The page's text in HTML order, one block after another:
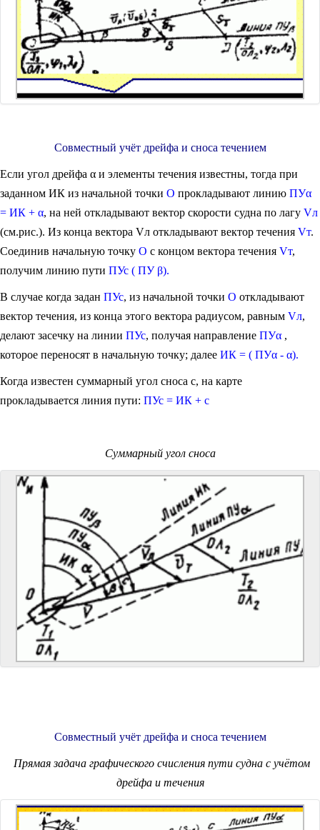
Совместный учёт дрейфа и сноса течением
Если угол дрейфа α и элементы течения известны, тогда при
заданном ИК из начальной точки О прокладывают линию ПУα
= ИК + α, на ней откладывают вектор скорости судна по лагу Vл
(см.рис.). Из конца вектора Vл откладывают вектор течения Vт.
Соединив начальную точку О с концом вектора течения Vт,
получим линию пути ПУс ( ПУ β).
В случае когда задан ПУс, из начальной точки О откладывают
вектор течения, из конца этого вектора радиусом, равным Vл,
делают засечку на линии ПУс, получая направление ПУα ,
которое переносят в начальную точку; далее ИК = ( ПУα - α).
Когда известен суммарный угол сноса с, на карте
прокладывается линия пути: ПУс = ИК + с
Суммарный угол сноса
Совместный учёт дрейфа и сноса течением
Прямая задача графического счисления пути судна с учётом
дрейфа и течения